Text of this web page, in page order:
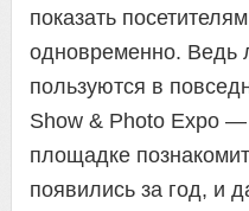
показать
одновременно. Ведь
пользуются в
Show & Photo Expo —
площадке
появились за год, и